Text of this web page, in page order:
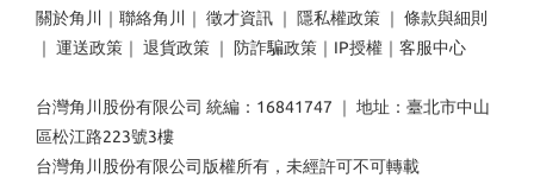
關於角川 ｜ 聯絡角川 ｜ 徵才資訊 ｜ 隱私權政策 ｜ 條款與細則
｜ 運送政策 ｜ 退貨政策 ｜ 防詐騙政策 ｜ IP授權 ｜ 客服中心
台灣角川股份有限公司 統編：16841747 ｜ 地址：臺北市中山
區松江路223號3樓
台灣角川股份有限公司版權所有，未經許可不可轉載